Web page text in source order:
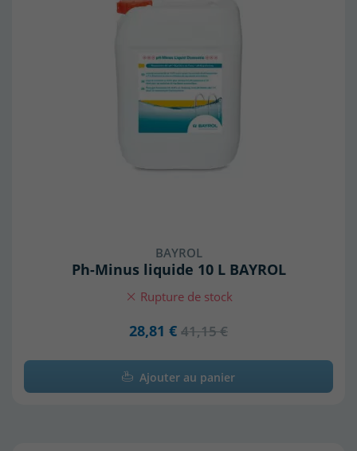
BAYROL
Ph-Minus liquide 10 L BAYROL
Rupture de stock
28,81 € 41,15 €
Ajouter au panier